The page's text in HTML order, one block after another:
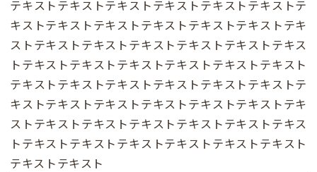
テキストテキストテキストテキストテキストテキストテ
キストテキストテキストテキストテキストテキストテキ
ストテキストテキストテキストテキストテキストテキス
トテキストテキストテキストテキストテキストテキスト
テキストテキストテキストテキストテキストテキストテ
キストテキストテキストテキストテキストテキストテキ
ストテキストテキストテキストテキストテキストテキス
トテキストテキストテキストテキストテキストテキスト
テキストテキスト